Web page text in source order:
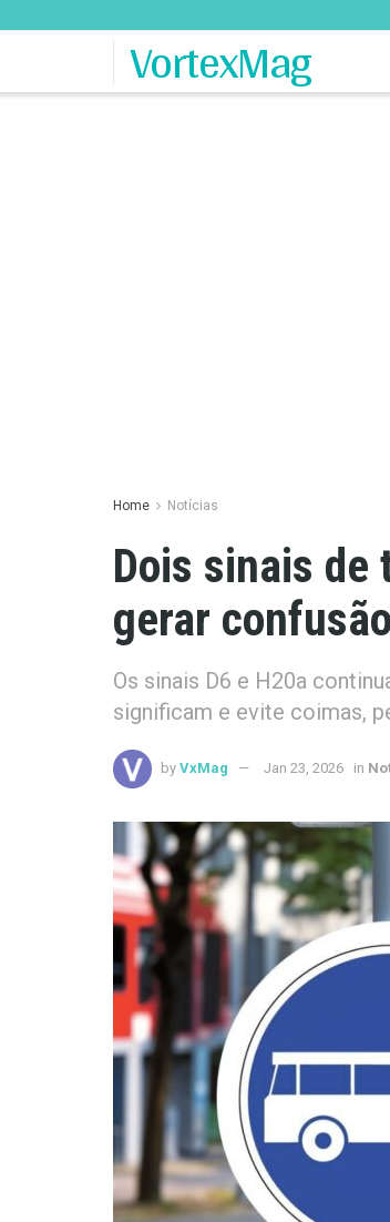
VortexMag
Home Notícias
Dois sinais de
gerar
Os sinais D6 e H20a
significam e evite coimas,
by VxMag Jan 23, 2026 in